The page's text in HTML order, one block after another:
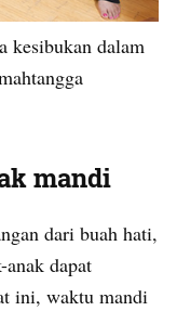
kesibukan dalam
mandi
dari buah hati,
dapat
ini, waktu mandi